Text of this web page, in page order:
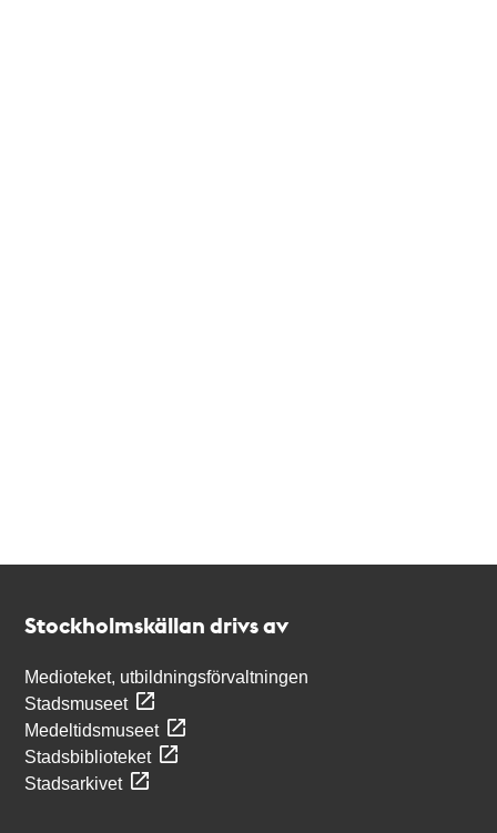
Stockholmskällan drivs av
Medioteket, utbildningsförvaltningen
Stadsmuseet
Medeltidsmuseet
Stadsbiblioteket
Stadsarkivet